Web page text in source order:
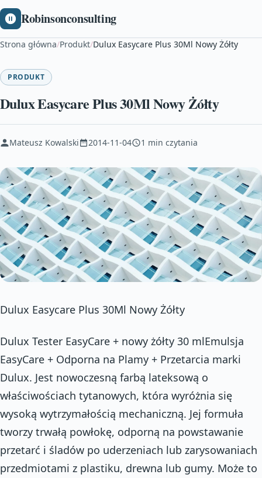
Robinsonconsulting
Strona główna/Produkt/Dulux Easycare Plus 30Ml Nowy Żółty
PRODUKT
Dulux Easycare Plus 30Ml Nowy Żółty
Mateusz Kowalski 2014-11-04 1 min czytania
Dulux Easycare Plus 30Ml Nowy Żółty
Dulux Tester EasyCare + nowy żółty 30 mlEmulsja
EasyCare + Odporna na Plamy + Przetarcia marki
Dulux. Jest nowoczesną farbą lateksową o
właściwościach tytanowych, która wyróżnia się
wysoką wytrzymałością mechaniczną. Jej formuła
tworzy trwałą powłokę, odporną na powstawanie
przetarć i śladów po uderzeniach lub zarysowaniach
przedmiotami z plastiku, drewna lub gumy. Może to